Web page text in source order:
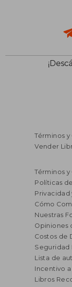
Términos
Vender
Términos
Políticas
Privacidad
Cómo
Nuestras
Opiniones
Costos de
Seguridad
Lista de
Incentivo
Libros